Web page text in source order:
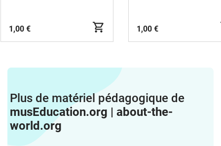
1,00 € 1,00 €
Plus de matériel pédagogique de
musEducation.org | about-the-
world.org